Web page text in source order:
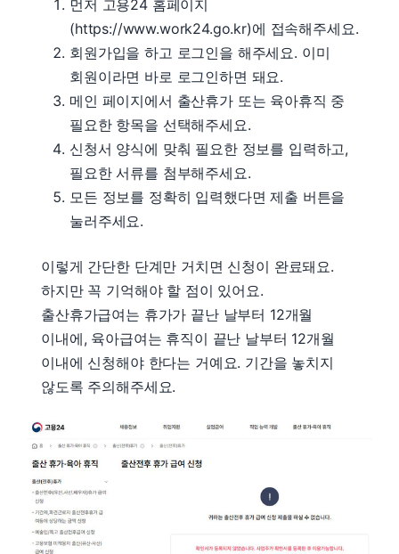
먼저 고용24 홈페이지
(https://www.work24.go.kr)에 접속해주세요.
회원가입을 하고 로그인을 해주세요. 이미
회원이라면 바로 로그인하면 돼요.
메인 페이지에서 출산휴가 또는 육아휴직 중
필요한 항목을 선택해주세요.
신청서 양식에 맞춰 필요한 정보를 입력하고,
필요한 서류를 첨부해주세요.
모든 정보를 정확히 입력했다면 제출 버튼을
눌러주세요.
이렇게 간단한 단계만 거치면 신청이 완료돼요.
하지만 꼭 기억해야 할 점이 있어요.
출산휴가급여는 휴가가 끝난 날부터 12개월
이내에, 육아급여는 휴직이 끝난 날부터 12개월
이내에 신청해야 한다는 거예요. 기간을 놓치지
않도록 주의해주세요.